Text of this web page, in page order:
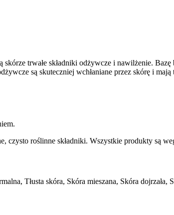
trwałe składniki odżywcze i nawilżenie.
są skuteczniej wchłaniane przez skórę i
roślinne składniki. Wszystkie produkty są
Tłusta skóra, Skóra mieszana, Skóra